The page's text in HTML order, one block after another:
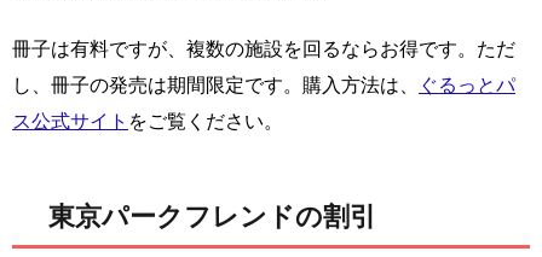
冊子は有料ですが、複数の施設を回るならお得です。ただ
し、冊子の発売は期間限定です。購入方法は、
ぐるっとパ
ス公式サイト をご覧ください。
東京パークフレンドの割引